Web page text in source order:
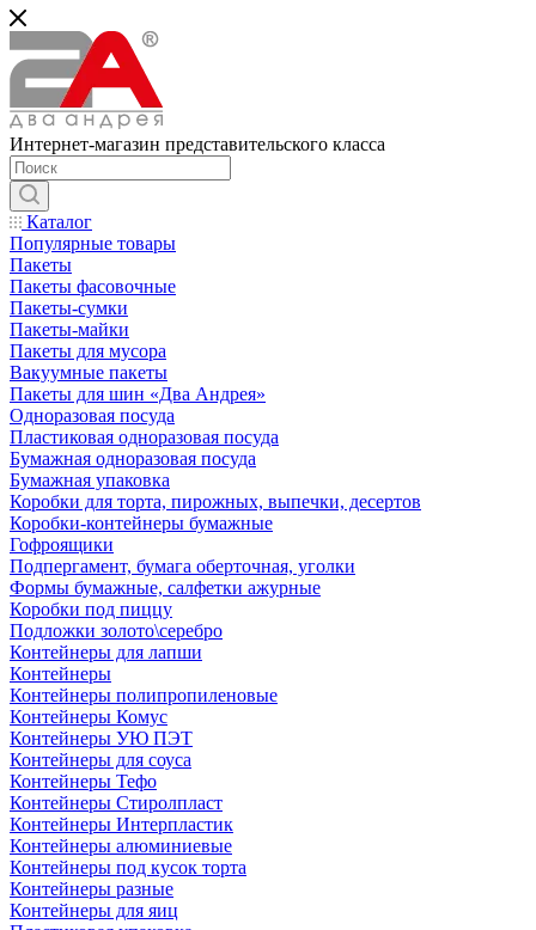
Интернет-магазин представительского класса
Каталог
Популярные товары
Пакеты
Пакеты фасовочные
Пакеты-сумки
Пакеты-майки
Пакеты для мусора
Вакуумные пакеты
Пакеты для шин «Два Андрея»
Одноразовая посуда
Пластиковая одноразовая посуда
Бумажная одноразовая посуда
Бумажная упаковка
Коробки для торта, пирожных, выпечки, десертов
Коробки-контейнеры бумажные
Гофроящики
Подпергамент, бумага оберточная, уголки
Формы бумажные, салфетки ажурные
Коробки под пиццу
Подложки золото\серебро
Контейнеры для лапши
Контейнеры
Контейнеры полипропиленовые
Контейнеры Комус
Контейнеры УЮ ПЭТ
Контейнеры для соуса
Контейнеры Тефо
Контейнеры Стиролпласт
Контейнеры Интерпластик
Контейнеры алюминиевые
Контейнеры под кусок торта
Контейнеры разные
Контейнеры для яиц